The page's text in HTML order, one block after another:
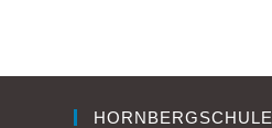
HORNBERGSCHULE